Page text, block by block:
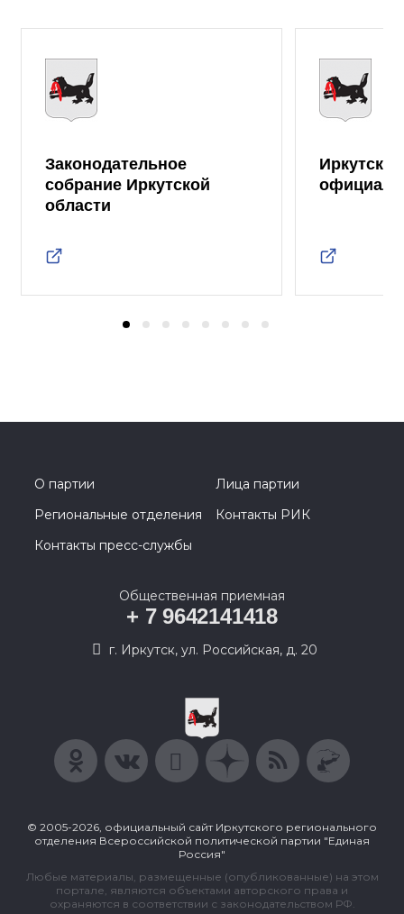
Законодательное
собрание Иркутской
области
О партии
Лица партии
Региональные отделения
Контакты РИК
Контакты пресс-службы
Общественная приемная
+ 7 9642141418
г. Иркутск, ул. Российская, д. 20
© 2005-2026, официальный сайт Иркутского регионального
отделения Всероссийской политической партии "Единая
Россия"
Любые материалы, размещенные (опубликованные) на этом
портале, являются объектами авторского права и
охраняются в соответствии с законодательством РФ.